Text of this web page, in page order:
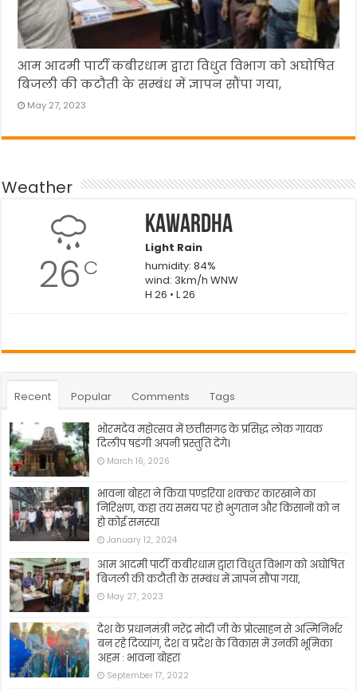
आम आदमी पार्टी कबीरधाम द्वारा विधुत विभाग को अघोषित
बिजली की कटौती के सम्बंध में ज्ञापन सौंपा गया,
May 27, 2023
Weather
26 C
Kawardha
Light Rain
humidity: 84%
wind: 3km/h WNW
H 26 • L 26
Recent Popular Comments Tags
भोरमदेव महोत्सव में छत्तीसगढ़ के प्रसिद्ध लोक गायक
दिलीप षडंगी अपनी प्रस्तुति देंगे।
March 16, 2026
भावना बोहरा ने किया पण्डरिया शक्कर कारखाने का
निरिक्षण, कहा तय समय पर हो भुगतान और किसानों को न
हो कोई समस्या
January 12, 2024
आम आदमी पार्टी कबीरधाम द्वारा विधुत विभाग को अघोषित
बिजली की कटौती के सम्बंध में ज्ञापन सौंपा गया,
May 27, 2023
देश के प्रधानमंत्री नरेंद्र मोदी जी के प्रोत्साहन से अत्मिनिर्भर
बन रहे दिव्यांग, देश व प्रदेश के विकास में उनकी भूमिका
अहम : भावना बोहरा
September 17, 2022